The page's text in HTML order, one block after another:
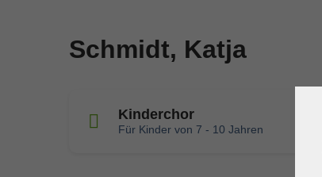
Schmidt, Katja
Kinderchor
Für Kinder von 7 - 10 Jahren